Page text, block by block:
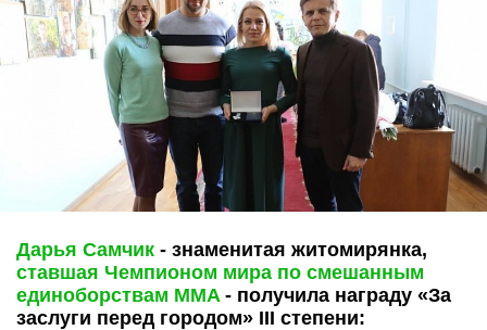
Дарья Самчик - знаменитая житомирянка,
ставшая Чемпионом мира по смешанным
единоборствам MMA - получила награду «За
заслуги перед городом» III степени: